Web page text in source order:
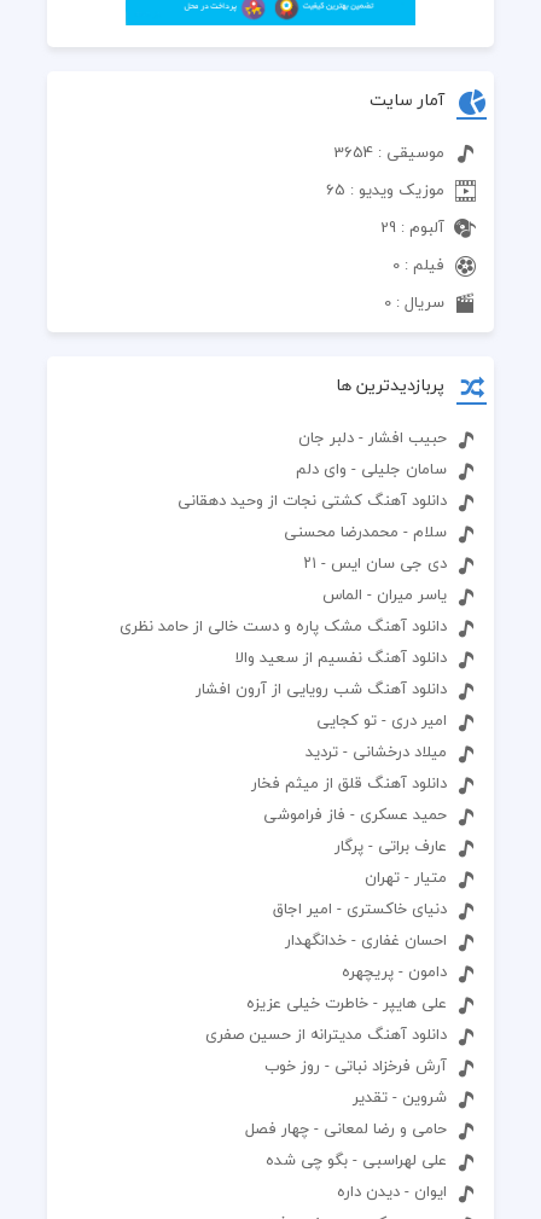
آمار سایت
موسیقی : 3654
موزیک ویدیو : 65
آلبوم : 29
فیلم : 0
سریال : 0
پربازدیدترین ها
حبیب افشار - دلبر جان
سامان جلیلی - وای دلم
دانلود آهنگ کشتی نجات از وحید دهقانی
سلام - محمدرضا محسنی
دی جی سان ایس - ۲۱
یاسر میران - الماس
دانلود آهنگ مشک پاره و دست خالی از حامد نظری
دانلود آهنگ نفسیم از سعید والا
دانلود آهنگ شب رویایی از آرون افشار
امیر دری - تو کجایی
میلاد درخشانی - تردید
دانلود آهنگ قلق از میثم فخار
حمید عسکری - فاز فراموشی
عارف براتی - پرگار
متیار - تهران
دنیای خاکستری - امیر اجاق
احسان غفاری - خدانگهدار
دامون - پریچهره
علی هایپر - خاطرت خیلی عزیزه
دانلود آهنگ مدیترانه از حسین صفری
آرش فرخزاد نباتی - روز خوب
شروین - تقدیر
حامی و رضا لمعانی - چهار فصل
علی لهراسبی - بگو چی شده
ايوان - ديدن داره